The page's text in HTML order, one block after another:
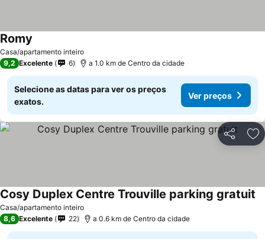
Casa/apartamento inteiro
Romy
9,2 Excelente 6 a 1.0 km de Centro da cidade
Selecione as datas para ver os preços
exatos.
Ver preços
Partilhar
Casa/apartamento inteiro
Cosy Duplex Centre Trouville parking gratuit
8,6 Excelente 22 a 0.6 km de Centro da cidade